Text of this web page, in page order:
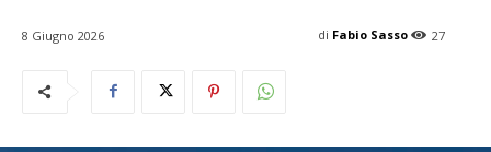
8 Giugno 2026 27
di Fabio Sasso